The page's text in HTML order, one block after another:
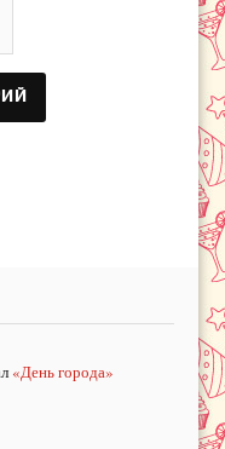
«День города»